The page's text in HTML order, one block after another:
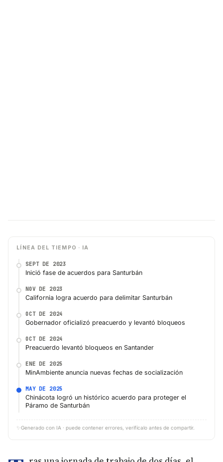
LÍNEA DEL TIEMPO · IA
SEPT DE 2023
Inició fase de acuerdos para Santurbán
NOV DE 2023
California logra acuerdo para delimitar Santurbán
OCT DE 2024
Gobernador oficializó preacuerdo y levantó bloqueos
OCT DE 2024
Preacuerdo levantó bloqueos en Santander
ENE DE 2025
MinAmbiente anuncia nuevas fechas de socialización
MAY DE 2025
Chinácota logró un histórico acuerdo para proteger el
Páramo de Santurbán
✨ Generado con IA · puede contener errores, verifícalo antes de compartir.